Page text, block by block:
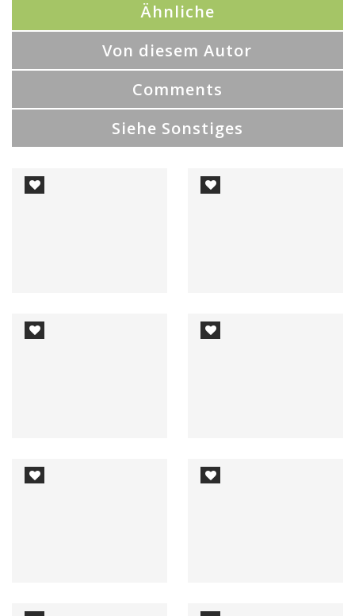
Ähnliche
Von diesem Autor
Comments
Siehe Sonstiges